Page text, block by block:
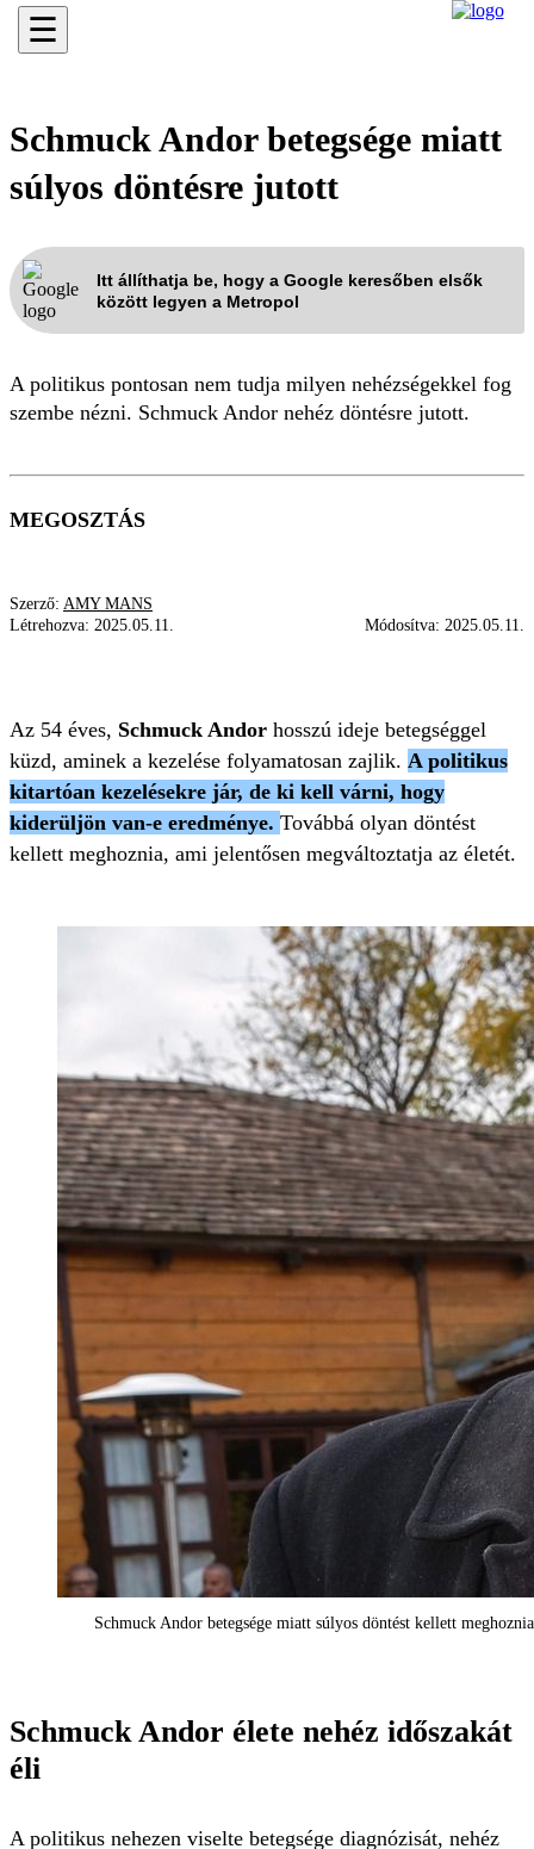
☰
Schmuck Andor betegsége miatt
súlyos döntésre jutott
Itt állíthatja be, hogy a Google keresőben elsők
között legyen a Metropol
A politikus pontosan nem tudja milyen nehézségekkel fog
szembe nézni. Schmuck Andor nehéz döntésre jutott.
MEGOSZTÁS
Szerző: AMY MANS
Létrehozva: 2025.05.11. Módosítva: 2025.05.11.
Az 54 éves, Schmuck Andor hosszú ideje betegséggel
küzd, aminek a kezelése folyamatosan zajlik. A politikus
kitartóan kezelésekre jár, de ki kell várni, hogy
kiderüljön van-e eredménye. Továbbá olyan döntést
kellett meghoznia, ami jelentősen megváltoztatja az életét.
Schmuck Andor betegsége miatt súlyos döntést kellett
Schmuck Andor élete nehéz időszakát
éli
A politikus nehezen viselte betegsége diagnózisát, nehéz